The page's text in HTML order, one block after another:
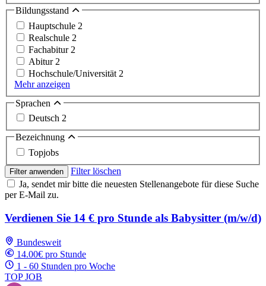
Bildungsstand
Hauptschule 2
Realschule 2
Fachabitur 2
Abitur 2
Hochschule/Universität 2
Mehr anzeigen
Sprachen
Deutsch 2
Bezeichnung
Topjobs
Filter anwenden
Filter löschen
Ja, sendet mir bitte die neuesten Stellenangebote für diese Suche
per E-Mail zu.
Verdienen Sie 14 € pro Stunde als Babysitter (m/w/d)
Bundesweit
14.00€ pro Stunde
1 - 60 Stunden pro Woche
TOP JOB